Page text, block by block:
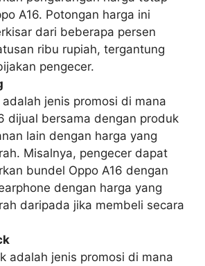
A16. Potongan harga ini
dari beberapa persen
ribu rupiah, tergantung
pengecer.
adalah jenis promosi di mana
dijual bersama dengan produk
lain dengan harga yang
Misalnya, pengecer dapat
bundel Oppo A16 dengan
dengan harga yang
daripada jika membeli secara
adalah jenis promosi di mana